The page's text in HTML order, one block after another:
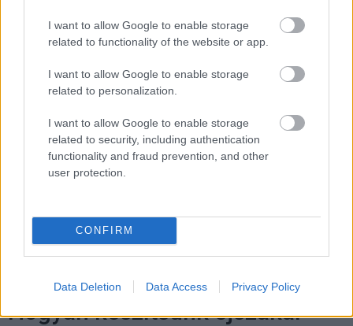
I want to allow Google to enable storage
related to functionality of the website or app.
I want to allow Google to enable storage
related to personalization.
I want to allow Google to enable storage
related to security, including authentication
functionality and fraud prevention, and other
user protection.
CONFIRM
Data Deletion Data Access Privacy Policy
Pulzusméréssel segíti a biztonságos mozgást az új
balatoni kardioösvény (X)
4 és egy 8 km-es egészségügyi tanösvény nyílt
Balatonalmádiban.
#google
Hogyan készítsünk éjszakai